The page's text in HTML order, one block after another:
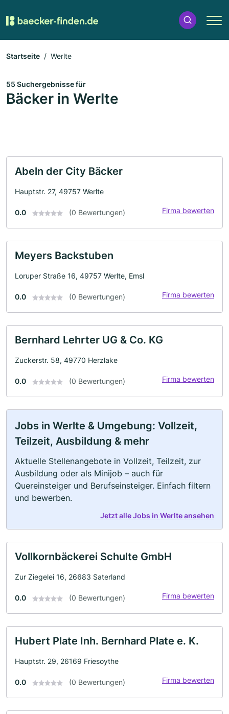
Startseite Werlte
55 Suchergebnisse für
Bäcker in Werlte
Abeln der City Bäcker
Hauptstr. 27, 49757 Werlte
0.0 (0 Bewertungen) Firma bewerten
Meyers Backstuben
Loruper Straße 16, 49757 Werlte, Emsl
0.0 (0 Bewertungen) Firma bewerten
Bernhard Lehrter UG & Co. KG
Zuckerstr. 58, 49770 Herzlake
0.0 (0 Bewertungen) Firma bewerten
Jobs in Werlte & Umgebung: Vollzeit,
Teilzeit, Ausbildung & mehr
Aktuelle Stellenangebote in Vollzeit, Teilzeit, zur
Ausbildung oder als Minijob – auch für
Quereinsteiger und Berufseinsteiger. Einfach filtern
und bewerben.
Jetzt alle Jobs in Werlte ansehen
Vollkornbäckerei Schulte GmbH
Zur Ziegelei 16, 26683 Saterland
0.0 (0 Bewertungen) Firma bewerten
Hubert Plate Inh. Bernhard Plate e. K.
Hauptstr. 29, 26169 Friesoythe
0.0 (0 Bewertungen) Firma bewerten